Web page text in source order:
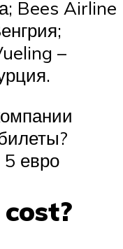
Bees Airline
–
евро